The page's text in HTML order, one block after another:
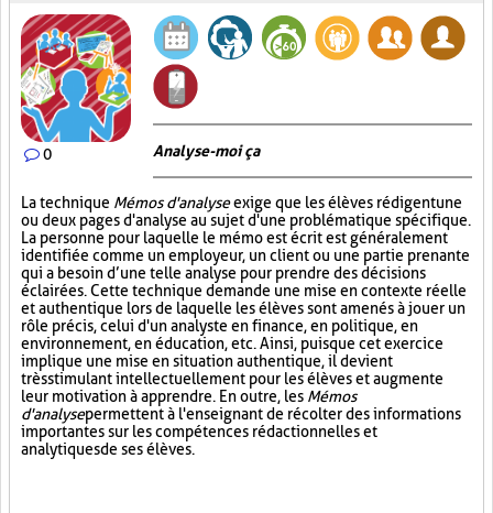
0 Analyse-moi ça
La technique Mémos d'analyseexige que les élèves rédigent une
ou deux pages d'analyse au sujet d'une problématique spécifique.
La personne pour laquelle le mémo est écrit est généralement
identifiée comme un employeur, un client ou une partie prenante
qui a besoin d’une telle analyse pour prendre des décisions
éclairées. Cette technique demande une mise en contexte réelle
et authentique lors de laquelle les élèves sont amenés à jouer un
rôle précis, celui d'un analyste en finance, en politique, en
environnement, en éducation, etc. Ainsi, puisque cet exercice
implique une mise en situation authentique, il devient
très stimulant intellectuellement pour les élèves et augmente
leur motivation à apprendre. En outre, les Mémos
d'analysepermettent à l'enseignant de récolter des informations
importantes sur les compétences rédactionnelles et
analytiques de ses élèves.